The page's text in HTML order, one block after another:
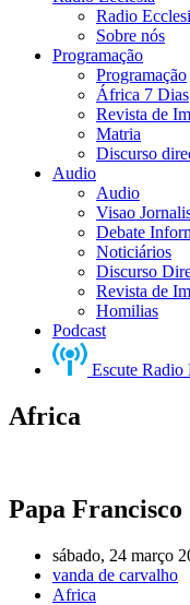
Radio
Sobre nós
Programação
Programação
África 7 Dias
Revista de
Matria
Discurso
Audio
Audio
Visao
Debate
Noticiários
Discurso
Revista de
Homilias
Podcast
Escute Radio
Africa
Papa
sábado, 24 março
vanda de carvalho
Africa